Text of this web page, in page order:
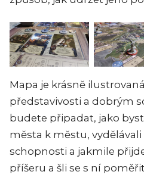
Mapa je krásně
představivosti a dobrým
budete připadat, jako
města k městu, vydělávali
schopnosti a jakmile
příšeru a šli se s ní